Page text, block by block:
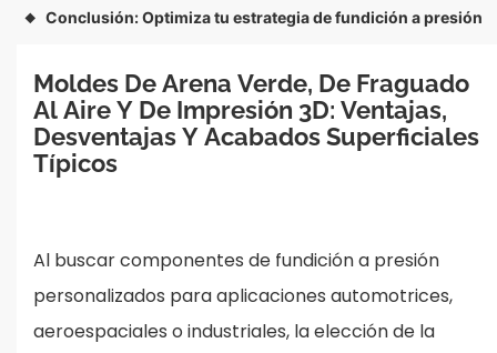
◆ Conclusión: Optimiza tu estrategia de fundición a presión
Moldes De Arena Verde, De Fraguado
Al Aire Y De Impresión 3D: Ventajas,
Desventajas Y Acabados Superficiales
Típicos
Al buscar componentes de fundición a presión
personalizados para aplicaciones automotrices,
aeroespaciales o industriales, la elección de la